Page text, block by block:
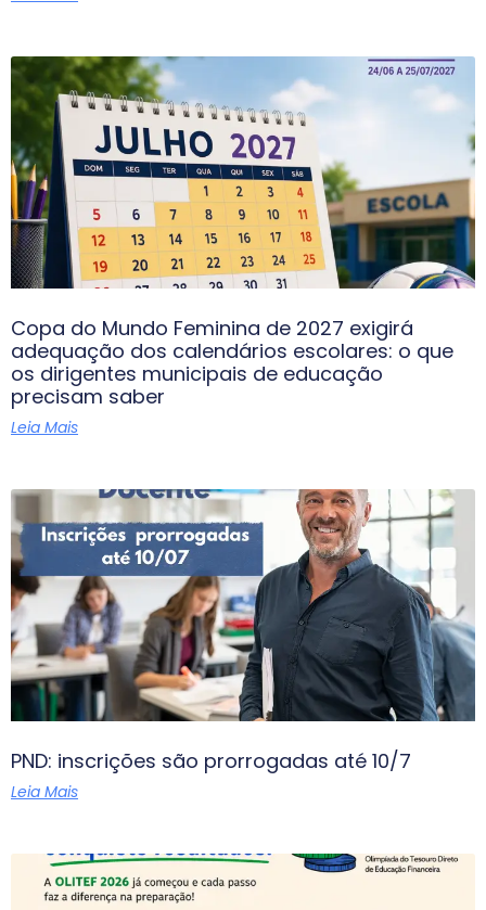
Copa do Mundo Feminina de 2027 exigirá
adequação dos calendários escolares: o que
os dirigentes municipais de educação
precisam saber
Leia Mais
PND: inscrições são prorrogadas até 10/7
Leia Mais